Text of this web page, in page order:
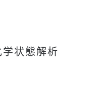
状態解析